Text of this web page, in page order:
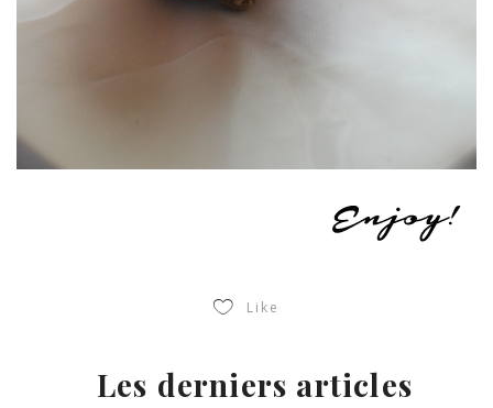
Like
Les derniers articles